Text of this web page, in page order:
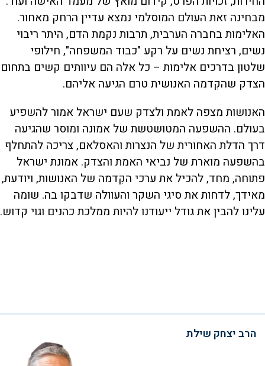
מבחינה זאת העולם המוסלמי נמצא עדיין הרחק מאחור.
האלימות בחברה הערבית, תרבות נקמת הדם, היתר ריבוי
נשים, רציחת נשים על רקע "כבוד המשפחה", חילופי
שלטון בדרכים אלימות – כל אלה הם עיוותים קשים בתחום
הצדק שהקִדמה האנושית טרם הגיעה אליהם.
האנושות מצפה לאמת ולצדק שעם ישראל אמור להשפיע
בעולם. ההשפעה המטושטשת של אמונה ומוסר שהגיעה
דרך הדלת האחורית של הנצרות והאסלאם, צריכה להתחלף
בהשפעה מוארת של נביאי האמת והצדק. אמונת ישראל
פתוחה, מחד, להכיל את ערכי הקִדמה של האנושות, ויודעת,
מאידך, לדחות את סיגי השקר והעוולה שדבקו בה. שומה
עלינו להבין את גודל ייעודנו להיות ממלכת כהנים וגוי קדוש.
הרב יצחק שילת